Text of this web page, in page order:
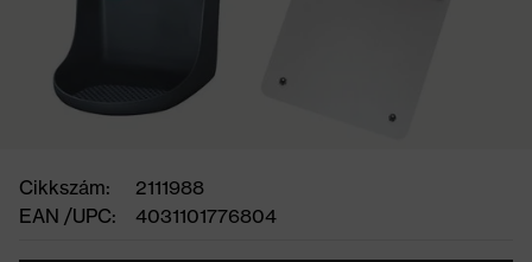
Cikkszám:
2111988
EAN /UPC:
4031101776804